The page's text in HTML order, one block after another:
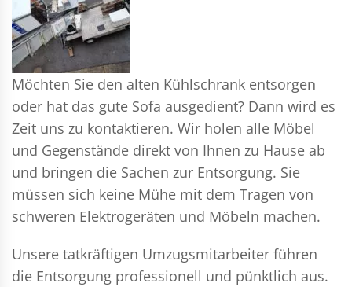
Möchten Sie den alten Kühlschrank entsorgen
oder hat das gute Sofa ausgedient? Dann wird es
Zeit uns zu kontaktieren. Wir holen alle Möbel
und Gegenstände direkt von Ihnen zu Hause ab
und bringen die Sachen zur Entsorgung. Sie
müssen sich keine Mühe mit dem Tragen von
schweren Elektrogeräten und Möbeln machen.
Unsere tatkräftigen Umzugsmitarbeiter führen
die Entsorgung professionell und pünktlich aus.